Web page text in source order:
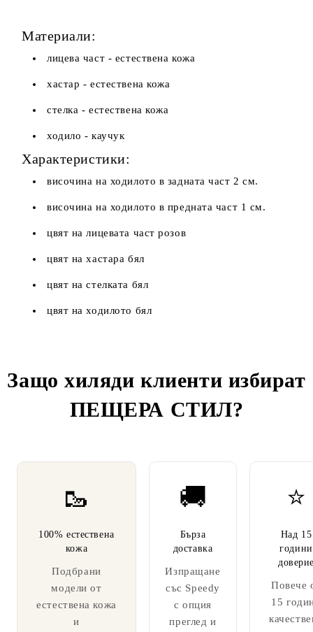
Материали:
лицева част - естествена кожа
хастар - естествена кожа
стелка - естествена кожа
ходило - каучук
Характеристики:
височина на ходилото в задната част 2 см.
височина на ходилото в предната част 1 см.
цвят на лицевата част розов
цвят на хастара бял
цвят на стелката бял
цвят на ходилото бял
Защо хиляди клиенти избират
ПЕЩЕРА СТИЛ?
🥾
100% естествена
кожа
Подбрани
модели от
естествена кожа
и
🚚
Бърза
доставка
Изпращане
със Speedy
с опция
преглед и
⭐
Над 15
години
Повече
15